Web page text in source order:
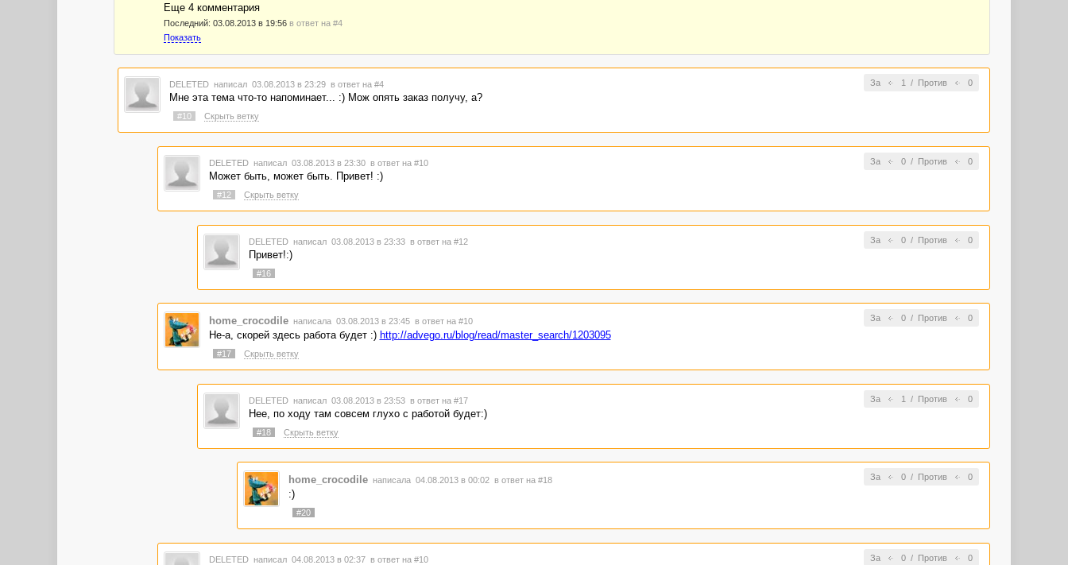
Еще 4 комментария
Последний: 03.08.2013 в 19:56 в ответ на #4
Показать
За 1 / Против 0
DELETED написал 03.08.2013 в 23:29 в ответ на #4
Мне эта тема что-то напоминает... :) Мож опять заказ получу, а?
#10 Скрыть ветку
За 0/ Против 0
DELETED написал 03.08.2013 в 23:30 в ответ на #10
Может быть, может быть. Привет! :)
#12 Скрыть ветку
За 0/ Против 0
DELETED написал 03.08.2013 в 23:33 в ответ на #12
Привет!:)
#16
За 0/ Против 0
home_crocodile написала 03.08.2013 в 23:45 в ответ на #10
Не-а, скорей здесь работа будет :) http://advego.ru/blog/read/master_search/1203095
#17 Скрыть ветку
За 1 / Против 0
DELETED написал 03.08.2013 в 23:53 в ответ на #17
Нее, по ходу там совсем глухо с работой будет:)
#18 Скрыть ветку
За 0/ Против 0
home_crocodile написала 04.08.2013 в 00:02 в ответ на #18
:)
#20
За 0/ Против 0
DELETED написал 04.08.2013 в 02:37 в ответ на #10